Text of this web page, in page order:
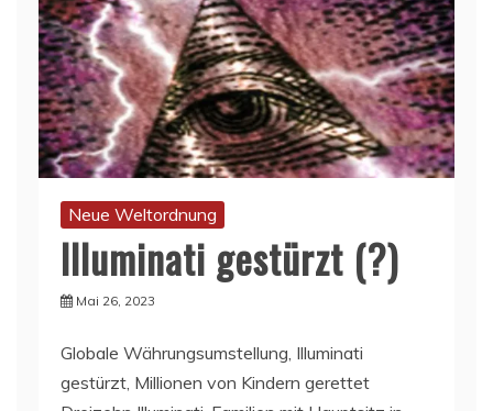
Neue Weltordnung
Illuminati gestürzt (?)
Mai 26, 2023
Globale Währungsumstellung, Illuminati
gestürzt, Millionen von Kindern gerettet